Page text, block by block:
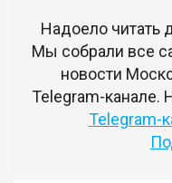
Надоело читать
Мы собрали все
новости
Telegram-канале.
Telegram-